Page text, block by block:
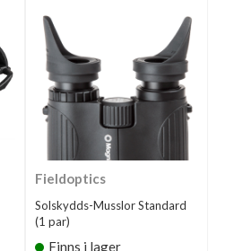
Fieldoptics
Solskydds-Musslor Standard
(1 par)
Finns i lager